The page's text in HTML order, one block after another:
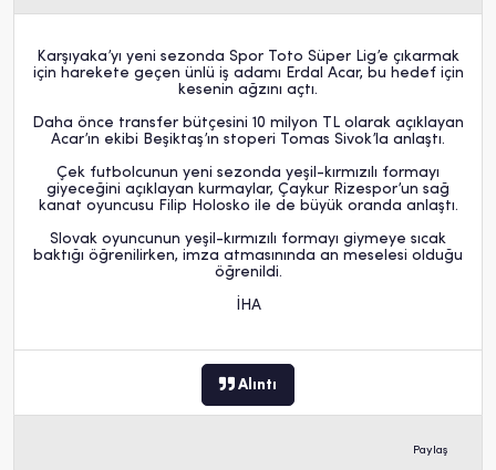
Karşıyaka’yı yeni sezonda Spor Toto Süper Lig’e çıkarmak
için harekete geçen ünlü iş adamı Erdal Acar, bu hedef için
kesenin ağzını açtı.
Daha önce transfer bütçesini 10 milyon TL olarak açıklayan
Acar’ın ekibi Beşiktaş’ın stoperi Tomas Sivok’la anlaştı.
Çek futbolcunun yeni sezonda yeşil-kırmızılı formayı
giyeceğini açıklayan kurmaylar, Çaykur Rizespor’un sağ
kanat oyuncusu Filip Holosko ile de büyük oranda anlaştı.
Slovak oyuncunun yeşil-kırmızılı formayı giymeye sıcak
baktığı öğrenilirken, imza atmasınında an meselesi olduğu
öğrenildi.
İHA
Alıntı
Paylaş